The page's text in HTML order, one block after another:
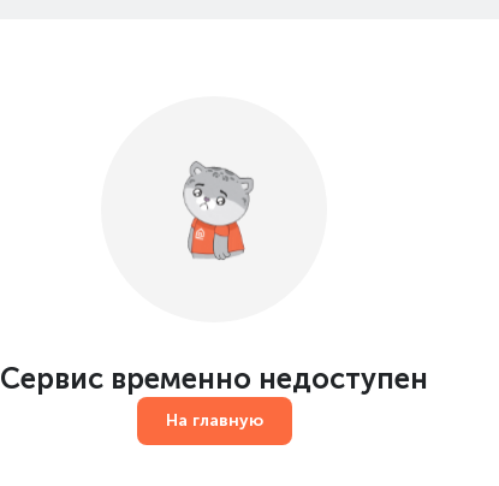
Сервис временно недоступен
На главную